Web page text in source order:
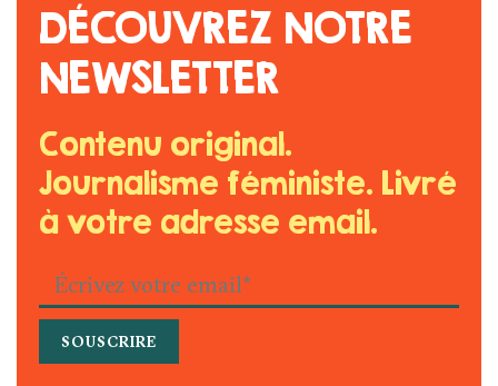
DÉCOUVREZ NOTRE
NEWSLETTER
Contenu original.
Journalisme féministe. Livré
à votre adresse email.